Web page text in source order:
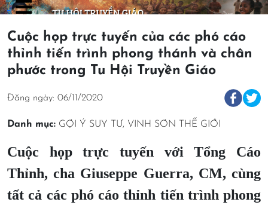
Cuộc họp trực tuyến của các phó cáo
thỉnh tiến trình phong thánh và chân
phước trong Tu Hội Truyền Giáo
Đăng ngày: 06/11/2020
Danh mục: GỢI Ý SUY TƯ, VINH SƠN THẾ GIỚI
Cuộc họp trực tuyến với Tổng Cáo
Thỉnh, cha Giuseppe Guerra, CM, cùng
tất cả các phó cáo thỉnh tiến trình phong